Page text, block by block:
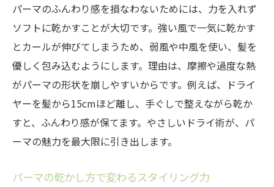
パーマのふんわり感を損なわないためには、力を入れず
ソフトに乾かすことが大切です。強い風で一気に乾かす
とカールが伸びてしまうため、弱風や中風を使い、髪を
優しく包み込むようにします。理由は、摩擦や過度な熱
がパーマの形状を崩しやすいからです。例えば、ドライ
ヤーを髪から15cmほど離し、手ぐしで整えながら乾か
すと、ふんわり感が保てます。やさしいドライ術が、パ
ーマの魅力を最大限に引き出します。
パーマの乾かし方で変わるスタイリング力